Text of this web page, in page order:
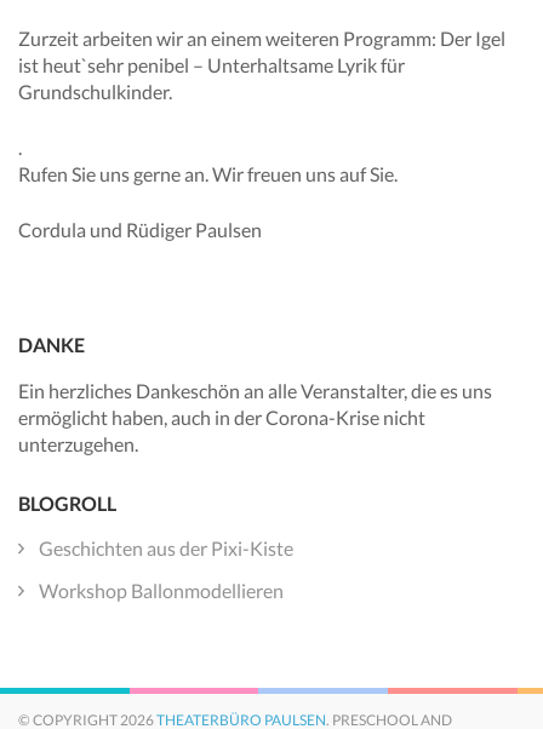
Zurzeit arbeiten wir an einem weiteren Programm: Der Igel
ist heut`sehr penibel – Unterhaltsame Lyrik für
Grundschulkinder.
Rufen Sie uns gerne an. Wir freuen uns auf Sie.
Cordula und Rüdiger Paulsen
DANKE
Ein herzliches Dankeschön an alle Veranstalter, die es uns
ermöglicht haben, auch in der Corona-Krise nicht
unterzugehen.
BLOGROLL
Geschichten aus der Pixi-Kiste
Workshop Ballonmodellieren
© COPYRIGHT 2026THEATERBÜRO PAULSEN. PRESCHOOL AND